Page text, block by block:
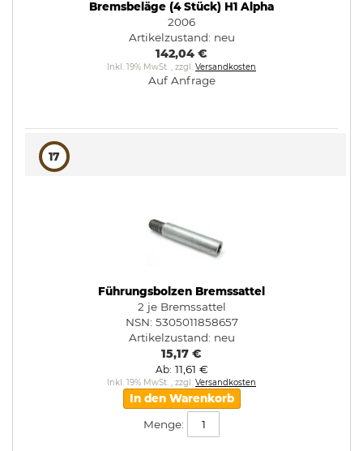
Bremsbeläge (4 Stück) H1 Alpha
2006
Artikelzustand: neu
142,04 €
Inkl. 19% MwSt. , zzgl. Versandkosten
Auf Anfrage
17
Führungsbolzen Bremssattel
2 je Bremssattel
NSN: 5305011858657
Artikelzustand: neu
15,17 €
Ab 11,61 €
Inkl. 19% MwSt. , zzgl. Versandkosten
In den Warenkorb
Menge: